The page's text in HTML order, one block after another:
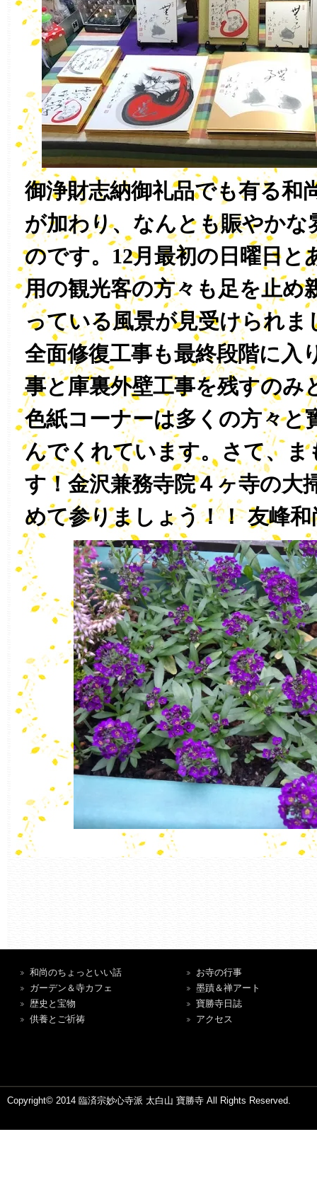
御浄財志納御礼品でも有る和
が加わり、なんとも賑やかな
のです。12月最初の日曜日と
用の観光客の方々も足を止め
っている風景が見受けられま
全面修復工事も最終段階に入
事と庫裏外壁工事を残すのみ
色紙コーナーは多くの方々と
んでくれています。さて、ま
す！金沢兼務寺院４ヶ寺の大
めて参りましょう！！ 友峰
和尚のちょっといい話
ガーデン＆寺カフェ
歴史と宝物
供養とご祈祷
お寺の行事
墨蹟＆禅アート
寶勝寺日誌
アクセス
Copyright© 2014 臨済宗妙心寺派 太白山 寶勝寺 All Rights Reserved.